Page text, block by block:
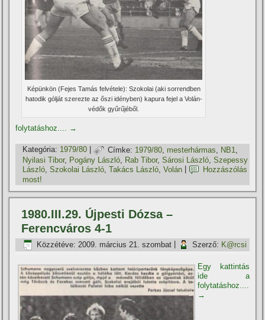
Képünkön (Fejes Tamás felvétele): Szokolai (aki sorrendben
hatodik gólját szerezte az őszi idényben) kapura fejel a Volán-
védők gyűrűjéből.
folytatáshoz.... →
Kategória: 1979/80 | Címke: 1979/80 mesterhármas NB1
Nyilasi Tibor, Pogány László, Rab Tibor,Sárosi László,Szepessy
László ,Szokolai László ,Takács László ,Volán
Hozzászólás
most!
1980.III.29. Újpesti Dózsa –
Ferencváros 4-1
Közzétéve: 2009. március 21. szombat Szerző: K@rcsi
Egy kattintás
ide a
folytatáshoz....
→